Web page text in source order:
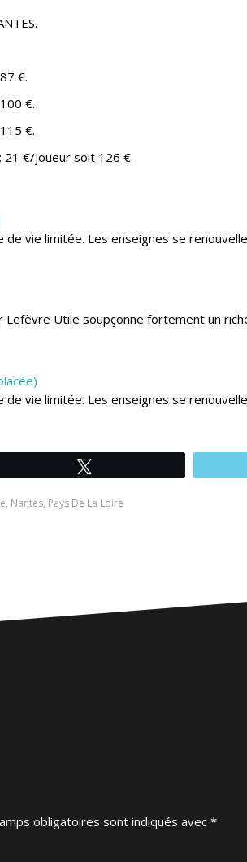
€.
€.
€.
21 €/joueur soit 126 €.
de vie limitée. Les enseignes se
Utile soupçonne fortement un
de vie limitée. Les enseignes se
, Nantes, Pays De La Loire
obligatoires sont indiqués avec *